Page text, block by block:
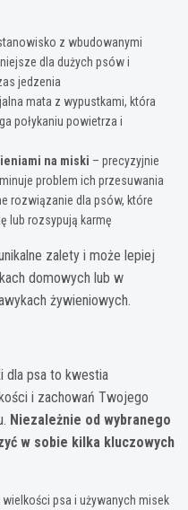
z wbudowanymi
dla dużych psów i
jedzenia
mata z wypustkami, która
połykaniu powietrza i
na miski – precyzyjnie
problem ich przesuwania
rozwiązanie dla psów, które
lub rozsypują karmę
zalety i może lepiej
domowych lub w
żywieniowych.
dla psa to kwestia
i zachowań Twojego
Niezależnie od wybranego
w sobie kilka kluczowych
psa i używanych misek